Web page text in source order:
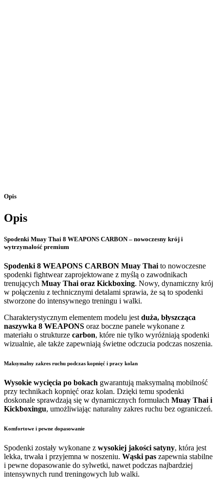
Opis
Opis
Spodenki Muay Thai 8 WEAPONS CARBON – nowoczesny krój i
wytrzymałość premium
Spodenki 8 WEAPONS CARBON Muay Thai to nowoczesne
spodenki fightwear zaprojektowane z myślą o zawodnikach
trenujących Muay Thai oraz Kickboxing. Nowy, dynamiczny krój
w połączeniu z technicznymi detalami sprawia, że są to spodenki
stworzone do intensywnego treningu i walki.
Charakterystycznym elementem modelu jest duża, błyszcząca
naszywka 8 WEAPONS oraz boczne panele wykonane z
materiału o strukturze carbon, które nie tylko wyróżniają spodenki
wizualnie, ale także zapewniają świetne odczucia podczas noszenia.
Maksymalny zakres ruchu podczas kopnięć i pracy kolan
Wysokie wycięcia po bokach gwarantują maksymalną mobilność
przy technikach kopnięć oraz kolan. Dzięki temu spodenki
doskonale sprawdzają się w dynamicznych formułach Muay Thai i
Kickboxingu, umożliwiając naturalny zakres ruchu bez ograniczeń.
Komfortowe i pewne dopasowanie
Spodenki zostały wykonane z wysokiej jakości satyny, która jest
lekka, trwała i przyjemna w noszeniu. Wąski pas zapewnia stabilne
i pewne dopasowanie do sylwetki, nawet podczas najbardziej
intensywnych rund treningowych lub walki.